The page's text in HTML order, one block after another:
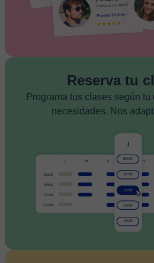
Reserva tu
Programa tus clases según
necesidades. Nos